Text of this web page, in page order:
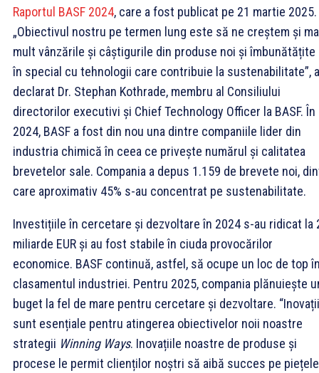
Raportul BASF 2024, care a fost publicat pe 21 martie 2025.
„Obiectivul nostru pe termen lung este să ne creștem și
mult vânzările și câștigurile din produse noi și îmbunătățite
în special cu tehnologii care contribuie la sustenabilitate”, a
declarat Dr. Stephan Kothrade, membru al Consiliului
directorilor executivi și Chief Technology Officer la BASF. În
2024, BASF a fost din nou una dintre companiile lider din
industria chimică în ceea ce privește numărul și calitatea
brevetelor sale. Compania a depus 1.159 de brevete noi,
care aproximativ 45% s-au concentrat pe sustenabilitate.
Investițiile în cercetare și dezvoltare în 2024 s-au ridicat la
miliarde EUR și au fost stabile în ciuda provocărilor
economice. BASF continuă, astfel, să ocupe un loc de top
clasamentul industriei. Pentru 2025, compania plănuiește
buget la fel de mare pentru cercetare și dezvoltare.
sunt esențiale pentru atingerea obiectivelor noii noastre
strategii Winning Ways. Inovațiile noastre de produse și
procese le permit clienților noștri să aibă succes pe piețele